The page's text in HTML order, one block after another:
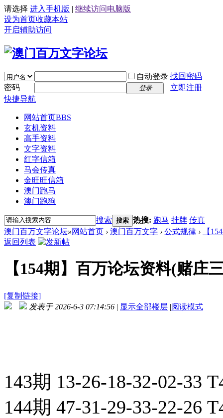
请选择 进入手机版 | 继续访问电脑版
设为首页收藏本站
开启辅助访问
自动登录 找回密码
密码
登录
立即注册
快捷导航
网站首页BBS
玄机资料
高手资料
文字资料
红字信箱
马会传真
金旺旺信箱
澳门跑马
澳门跑狗
搜索 搜索 热搜: 跑马 挂牌 传真
澳门百万文字论坛»网站首页 › 澳门百万文字 › 公式规律 ›
【
返回列表
【154期】百万论坛资料(赌庄
[复制链接]
发表于 2026-6-3 07:14:56 | 显示全部楼层 |阅读模式
143期 13-26-18-32-02-33
144期 47-31-29-33-22-26